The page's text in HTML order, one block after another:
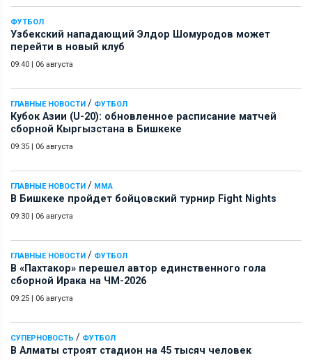
ФУТБОЛ
Узбекский нападающий Элдор Шомуродов может
перейти в новый клуб
09:40 | 06 августа
ГЛАВНЫЕ НОВОСТИ / ФУТБОЛ
Кубок Азии (U-20): обновленное расписание матчей
сборной Кыргызстана в Бишкеке
09:35 | 06 августа
ГЛАВНЫЕ НОВОСТИ / ММА
В Бишкеке пройдет бойцовский турнир Fight Nights
09:30 | 06 августа
ГЛАВНЫЕ НОВОСТИ / ФУТБОЛ
В «Пахтакор» перешел автор единственного гола
сборной Ирака на ЧМ-2026
09:25 | 06 августа
СУПЕРНОВОСТЬ / ФУТБОЛ
В Алматы строят стадион на 45 тысяч человек